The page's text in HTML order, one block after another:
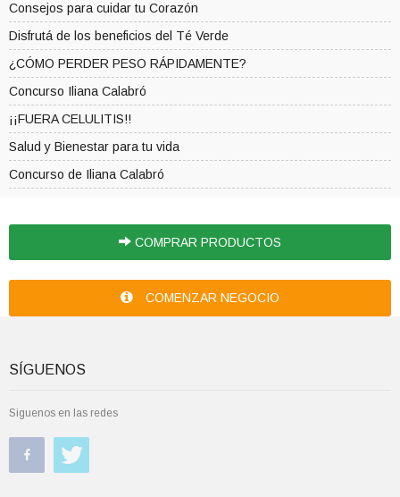
Consejos para cuidar tu Corazón
Disfrutá de los beneficios del Té Verde
¿CÓMO PERDER PESO RÁPIDAMENTE?
Concurso Iliana Calabró
¡¡FUERA CELULITIS!!
Salud y Bienestar para tu vida
Concurso de Iliana Calabró
COMPRAR PRODUCTOS
COMENZAR NEGOCIO
SÍGUENOS
Siguenos en las redes